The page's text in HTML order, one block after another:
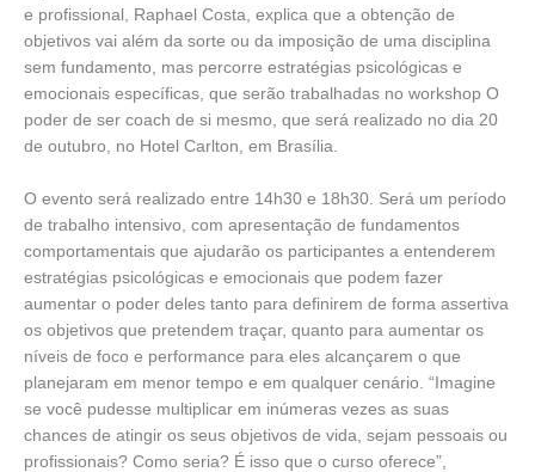
e profissional, Raphael Costa, explica que a obtenção de
objetivos vai além da sorte ou da imposição de uma disciplina
sem fundamento, mas percorre estratégias psicológicas e
emocionais específicas, que serão trabalhadas no workshop O
poder de ser coach de si mesmo, que será realizado no dia 20
de outubro, no Hotel Carlton, em Brasília.
O evento será realizado entre 14h30 e 18h30. Será um período
de trabalho intensivo, com apresentação de fundamentos
comportamentais que ajudarão os participantes a entenderem
estratégias psicológicas e emocionais que podem fazer
aumentar o poder deles tanto para definirem de forma assertiva
os objetivos que pretendem traçar, quanto para aumentar os
níveis de foco e performance para eles alcançarem o que
planejaram em menor tempo e em qualquer cenário. “Imagine
se você pudesse multiplicar em inúmeras vezes as suas
chances de atingir os seus objetivos de vida, sejam pessoais ou
profissionais? Como seria? É isso que o curso oferece”,